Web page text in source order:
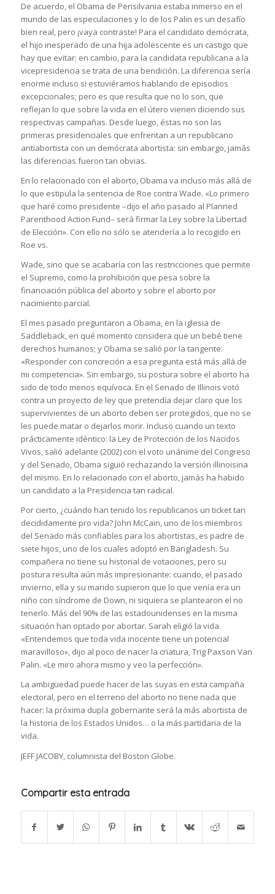
De acuerdo, el Obama de Pensilvania estaba inmerso en el
mundo de las especulaciones y lo de los Palin es un desafío
bien real, pero ¡vaya contraste! Para el candidato demócrata,
el hijo inesperado de una hija adolescente es un castigo que
hay que evitar; en cambio, para la candidata republicana a la
vicepresidencia se trata de una bendición. La diferencia sería
enorme incluso si estuviéramos hablando de episodios
excepcionales; pero es que resulta que no lo son, que
reflejan lo que sobre la vida en el útero vienen diciendo sus
respectivas campañas. Desde luego, éstas no son las
primeras presidenciales que enfrentan a un republicano
antiabortista con un demócrata abortista: sin embargo, jamás
las diferencias fueron tan obvias.
En lo relacionado con el aborto, Obama va incluso más allá de
lo que estipula la sentencia de Roe contra Wade. «Lo primero
que haré como presidente –dijo el año pasado al Planned
Parenthood Action Fund– será firmar la Ley sobre la Libertad
de Elección». Con ello no sólo se atendería a lo recogido en
Roe vs.
Wade, sino que se acabaría con las restricciones que permite
el Supremo, como la prohibición que pesa sobre la
financiación pública del aborto y sobre el aborto por
nacimiento parcial.
El mes pasado preguntaron a Obama, en la iglesia de
Saddleback, en qué momento considera que un bebé tiene
derechos humanos; y Obama se salió por la tangente:
«Responder con concreción a esa pregunta está más allá de
mi competencia». Sin embargo, su postura sobre el aborto ha
sido de todo menos equívoca. En el Senado de Illinois votó
contra un proyecto de ley que pretendía dejar claro que los
supervivientes de un aborto deben ser protegidos, que no se
les puede matar o dejarlos morir. Incluso cuando un texto
prácticamente idéntico: la Ley de Protección de los Nacidos
Vivos, salió adelante (2002) con el voto unánime del Congreso
y del Senado, Obama siguió rechazando la versión illinoisina
del mismo. En lo relacionado con el aborto, jamás ha habido
un candidato a la Presidencia tan radical.
Por cierto, ¿cuándo han tenido los republicanos un ticket tan
decididamente pro vida? John McCain, uno de los miembros
del Senado más confiables para los abortistas, es padre de
siete hijos, uno de los cuales adoptó en Bangladesh. Su
compañera no tiene su historial de votaciones, pero su
postura resulta aún más impresionante: cuando, el pasado
invierno, ella y su marido supieron que lo que venía era un
niño con síndrome de Down, ni siquiera se plantearon el no
tenerlo. Más del 90% de las estadounidenses en la misma
situación han optado por abortar. Sarah eligió la vida.
«Entendemos que toda vida inocente tiene un potencial
maravilloso», dijo al poco de nacer la criatura, Trig Paxson Van
Palin. «Le miro ahora mismo y veo la perfección».
La ambigüedad puede hacer de las suyas en esta campaña
electoral, pero en el terreno del aborto no tiene nada que
hacer: la próxima dupla gobernante será la más abortista de
la historia de los Estados Unidos… o la más partidaria de la
vida.
JEFF JACOBY, columnista del Boston Globe.
Compartir esta entrada